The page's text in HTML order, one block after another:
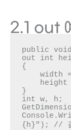
2.1 out
public
out int
{
    width = 10;
}
int w, h;
{h}"); //